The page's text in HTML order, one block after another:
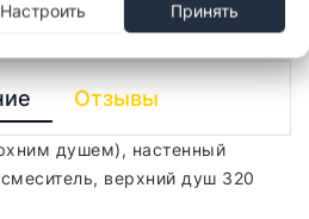
Отзывы
душем), настенный
верхний душ 320
Настроить Принять